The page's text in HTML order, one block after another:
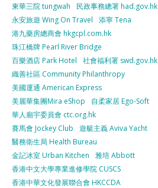
東華三院 tungwah
民政事務總署 had.gov.hk
永安旅遊 Wing On Travel
添寧 Tena
港九藥房總商會 hkgcpl.com.hk
珠江橋牌 Pearl River Bridge
百樂酒店 Park Hotel
社會福利署 swd.gov.hk
織善社區 Community Philanthropy
美國運通 American Express
美麗華集團Mira eShop
自柔家居 Ego-Soft
華人廟宇委員會 ctc.org.hk
賽馬會 Jockey Club
遊艇主義 Aviva Yacht
醫務衛生局 Health Bureau
金記冰室 Urban Kitchen
雅培 Abbott
香港中文大學專業進修學院 CUSCS
香港中華文化發展聯合會 HKCCDA